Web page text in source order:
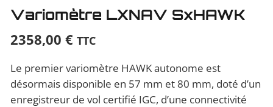
Variomètre LXNAV SxHAWK
2358,00 € TTC
Le premier variomètre HAWK autonome est
désormais disponible en 57 mm et 80 mm, doté d’un
enregistreur de vol certifié IGC, d’une connectivité